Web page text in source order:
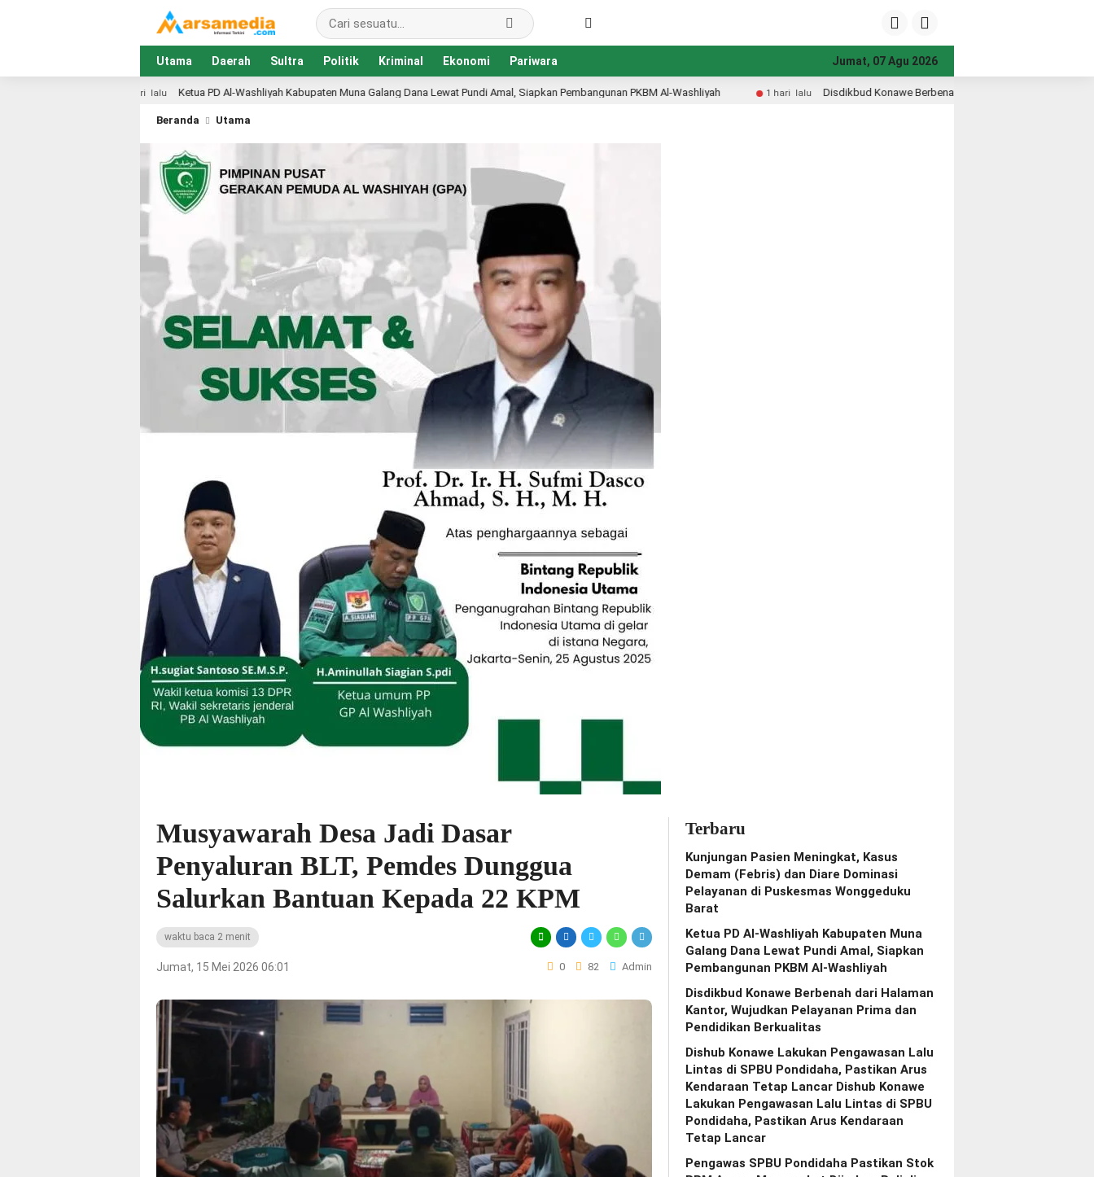
Utama Daerah Sultra Politik Kriminal Ekonomi Pariwara Jumat, 07 Agu 2026
Ketua PD Al-Washliyah Kabupaten Muna Galang Dana Lewat Pundi Amal, Siapkan Pembangunan PKBM Al-Washliyah 1 hari lalu Disdikbud Konawe Berbenah dari Halaman Kantor, Wujudkan Pelayanan Prima dan
Beranda Utama
Musyawarah Desa Jadi Dasar
Penyaluran BLT, Pemdes Dunggua
Salurkan Bantuan Kepada 22 KPM
waktu baca 2 menit
Jumat, 15 Mei 2026 06:01 0 82 Admin
Terbaru
Kunjungan Pasien Meningkat, Kasus
Demam (Febris) dan Diare Dominasi
Pelayanan di Puskesmas Wonggeduku
Barat
Ketua PD Al-Washliyah Kabupaten Muna
Galang Dana Lewat Pundi Amal, Siapkan
Pembangunan PKBM Al-Washliyah
Disdikbud Konawe Berbenah dari Halaman
Kantor, Wujudkan Pelayanan Prima dan
Pendidikan Berkualitas
Dishub Konawe Lakukan Pengawasan Lalu
Lintas di SPBU Pondidaha, Pastikan Arus
Kendaraan Tetap Lancar Dishub Konawe
Lakukan Pengawasan Lalu Lintas di SPBU
Pondidaha, Pastikan Arus Kendaraan
Tetap Lancar
Pengawas SPBU Pondidaha Pastikan Stok